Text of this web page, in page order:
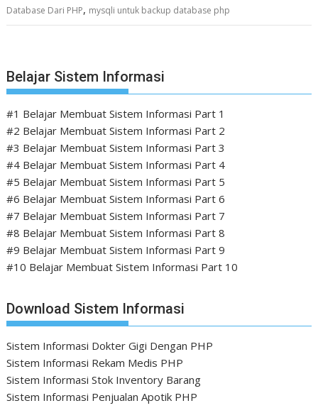
Database Dari PHP, mysqli untuk backup database php
Belajar Sistem Informasi
#1 Belajar Membuat Sistem Informasi Part 1
#2 Belajar Membuat Sistem Informasi Part 2
#3 Belajar Membuat Sistem Informasi Part 3
#4 Belajar Membuat Sistem Informasi Part 4
#5 Belajar Membuat Sistem Informasi Part 5
#6 Belajar Membuat Sistem Informasi Part 6
#7 Belajar Membuat Sistem Informasi Part 7
#8 Belajar Membuat Sistem Informasi Part 8
#9 Belajar Membuat Sistem Informasi Part 9
#10 Belajar Membuat Sistem Informasi Part 10
Download Sistem Informasi
Sistem Informasi Dokter Gigi Dengan PHP
Sistem Informasi Rekam Medis PHP
Sistem Informasi Stok Inventory Barang
Sistem Informasi Penjualan Apotik PHP